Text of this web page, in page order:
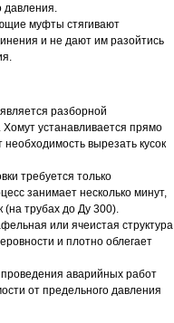
давления.
муфты стягивают
и не дают им разойтись
разборной
устанавливается прямо
вырезать кусок
требуется только
занимает несколько минут,
(на трубах до Ду 300).
или ячеистая структура
и плотно облегает
аварийных работ
от предельного давления